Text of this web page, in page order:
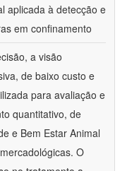
aplicada à detecção e
em confinamento
a visão
de baixo custo e
para avaliação e
quantitativo, de
e Bem Estar Animal
O